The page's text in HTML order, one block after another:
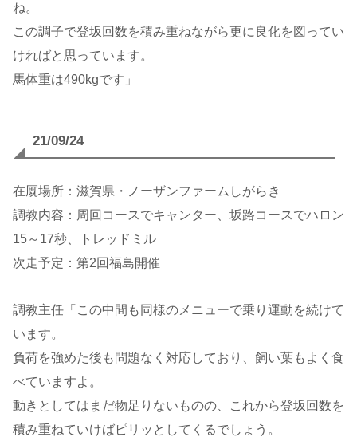
ね。
この調子で登坂回数を積み重ねながら更に良化を図ってい
ければと思っています。
馬体重は490kgです」
21/09/24
在厩場所：滋賀県・ノーザンファームしがらき
調教内容：周回コースでキャンター、坂路コースでハロン
15～17秒、トレッドミル
次走予定：第2回福島開催
調教主任「この中間も同様のメニューで乗り運動を続けて
います。
負荷を強めた後も問題なく対応しており、飼い葉もよく食
べていますよ。
動きとしてはまだ物足りないものの、これから登坂回数を
積み重ねていけばピリッとしてくるでしょう。